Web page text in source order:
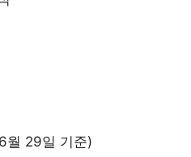
월 29일 기준)